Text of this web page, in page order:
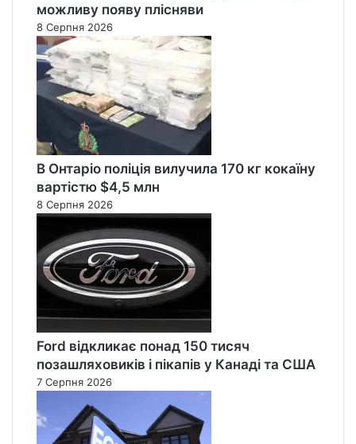
можливу появу плісняви
8 Серпня 2026
В Онтаріо поліція вилучила 170 кг кокаїну
вартістю $4,5 млн
8 Серпня 2026
Ford відкликає понад 150 тисяч
позашляховиків і пікапів у Канаді та США
7 Серпня 2026